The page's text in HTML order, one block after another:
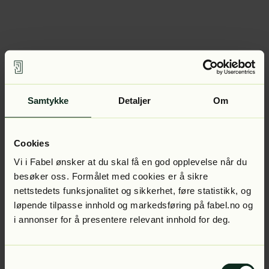
Samtykke Detaljer Om
Cookies
Vi i Fabel ønsker at du skal få en god opplevelse når du
besøker oss. Formålet med cookies er å sikre
nettstedets funksjonalitet og sikkerhet, føre statistikk, og
løpende tilpasse innhold og markedsføring på fabel.no og
i annonser for å presentere relevant innhold for deg.